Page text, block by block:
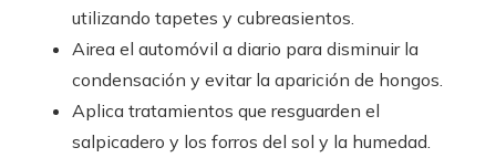
utilizando tapetes y cubreasientos.
Airea el automóvil a diario para disminuir la
condensación y evitar la aparición de hongos.
Aplica tratamientos que resguarden el
salpicadero y los forros del sol y la humedad.